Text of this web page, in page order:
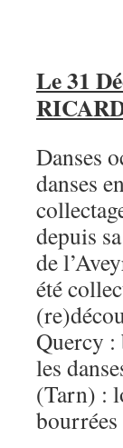
Le 31
Danses
danses
depuis
de
été
Quercy
les
(Tarn) :